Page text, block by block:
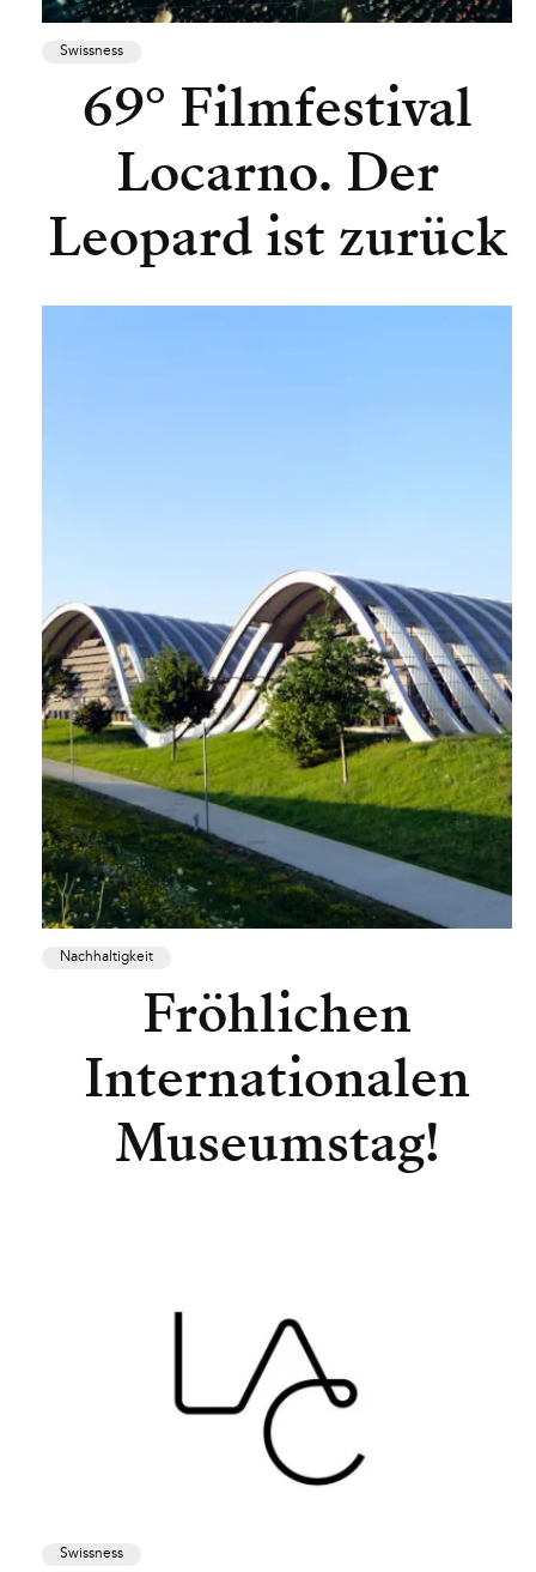
Swissness
69° Filmfestival
Locarno. Der
Leopard ist zurück
Nachhaltigkeit
Fröhlichen
Internationalen
Museumstag!
Swissness